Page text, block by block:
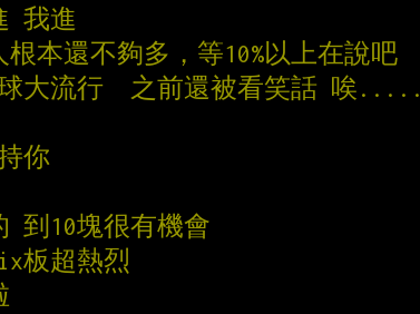
我進
本還不夠多，等10%以上在說吧
大流行  之前還被看笑話 唉.....
你
到10塊很有機會
板超熱烈